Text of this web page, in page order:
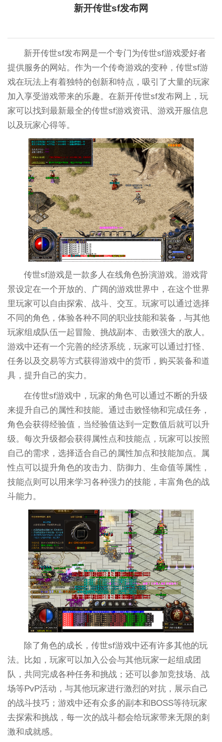
新开传世sf发布网
新开传世sf发布网是一个专门为传世sf游戏爱好者
提供服务的网站。作为一个传奇游戏的变种，传世sf游
戏在玩法上有着独特的创新和特点，吸引了大量的玩家
加入享受游戏带来的乐趣。在新开传世sf发布网上，玩
家可以找到最新最全的传世sf游戏资讯、游戏开服信息
以及玩家心得等。
传世sf游戏是一款多人在线角色扮演游戏。游戏背
景设定在一个开放的、广阔的游戏世界中，在这个世界
里玩家可以自由探索、战斗、交互。玩家可以通过选择
不同的角色，体验各种不同的职业技能和装备，与其他
玩家组成队伍一起冒险、挑战副本、击败强大的敌人。
游戏中还有一个完善的经济系统，玩家可以通过打怪、
任务以及交易等方式获得游戏中的货币，购买装备和道
具，提升自己的实力。
在传世sf游戏中，玩家的角色可以通过不断的升级
来提升自己的属性和技能。通过击败怪物和完成任务，
角色会获得经验值，当经验值达到一定数值后就可以升
级。每次升级都会获得属性点和技能点，玩家可以按照
自己的需求，选择适合自己的属性加点和技能加点。属
性点可以提升角色的攻击力、防御力、生命值等属性，
技能点则可以用来学习各种强力的技能，丰富角色的战
斗能力。
除了角色的成长，传世sf游戏中还有许多其他的玩
法。比如，玩家可以加入公会与其他玩家一起组成团
队，共同完成各种任务和挑战；还可以参加竞技场、战
场等PvP活动，与其他玩家进行激烈的对抗，展示自己
的战斗技巧；游戏中还有众多的副本和BOSS等待玩家
去探索和挑战，每一次的战斗都会给玩家带来无限的刺
激和成就感。